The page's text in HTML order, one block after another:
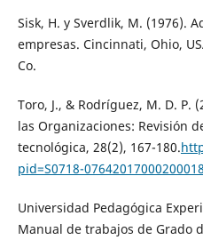
Sisk, H. y Sverdlik, M. (1976).
empresas. Cincinnati, Ohio,
Co.
Toro, J., & Rodríguez, M. D. P.
las Organizaciones: Revisión
tecnológica, 28(2), 167-180.
pid=S0718-
Universidad Pedagógica
Manual de trabajos de Grado